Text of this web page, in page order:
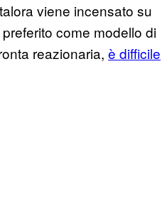
viene incensato su
come modello di
reazionaria, è difficile